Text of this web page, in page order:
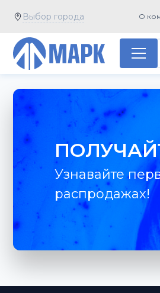
Выбор города О
Узнавайте
распродажах!